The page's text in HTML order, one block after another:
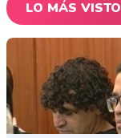
LO MÁS VISTO